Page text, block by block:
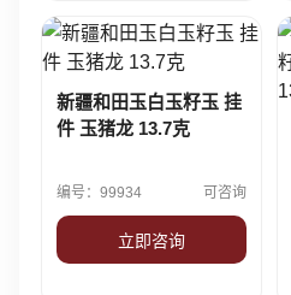
新疆和田玉白玉籽玉 挂
件 玉猪龙 13.7克
编号：99934 可咨询
立即咨询